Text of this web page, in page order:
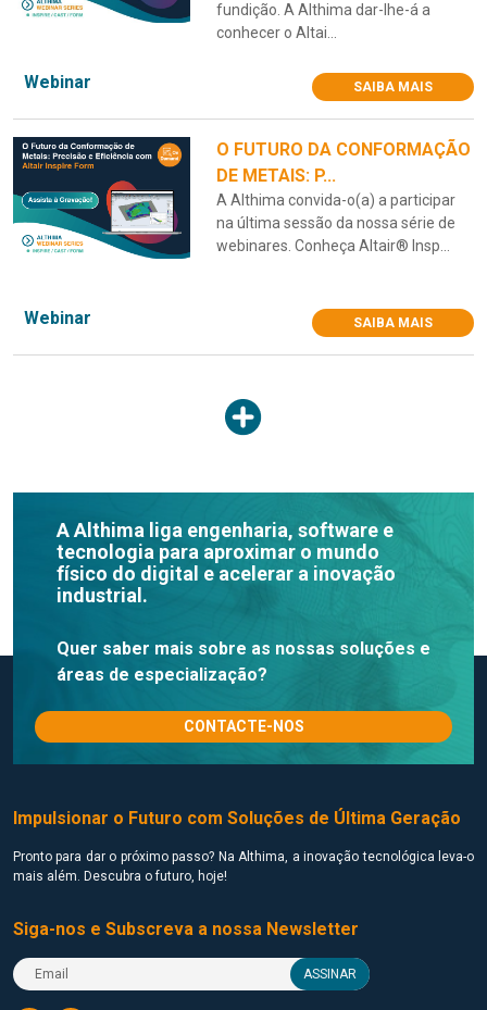
fundição. A Althima dar-lhe-á a
conhecer o Altai...
Webinar SAIBA MAIS
O FUTURO DA CONFORMAÇÃO
DE METAIS: P...
A Althima convida-o(a) a participar
na última sessão da nossa série de
webinares. Conheça Altair® Insp...
Webinar SAIBA MAIS
A Althima liga engenharia, software e
tecnologia para aproximar o mundo
físico do digital e acelerar a inovação
industrial.
Quer saber mais sobre as nossas soluções e
áreas de especialização?
CONTACTE-NOS
Impulsionar o Futuro com Soluções de Última Geração
Pronto para dar o próximo passo? Na Althima, a inovação tecnológica leva-o
mais além. Descubra o futuro, hoje!
Siga-nos e Subscreva a nossa Newsletter
ASSINAR